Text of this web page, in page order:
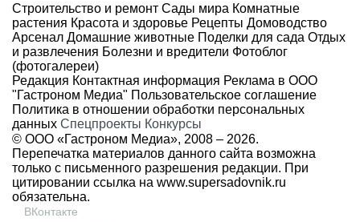
Строительство и ремонт Сады мира Комнатные
растения Красота и здоровье Рецепты Домоводство
Арсенал Домашние животные Поделки для сада Отдых
и развлечения Болезни и вредители Фотоблог
(фотогалереи)
Редакция Контактная информация Реклама в ООО
"Гастроном Медиа" Пользовательское соглашение
Политика в отношении обработки персональных
данных Спецпроекты Конкурсы
© ООО «Гастроном Медиа», 2008 – 2026.
Перепечатка материалов данного сайта возможна
только с письменного разрешения редакции. При
цитировании ссылка на www.supersadovnik.ru
обязательна.
ВКонтакте